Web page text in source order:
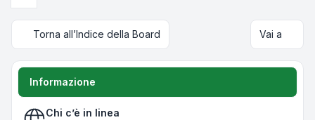
Torna all’Indice della Board Vai a
Informazione
Chi c’è in linea